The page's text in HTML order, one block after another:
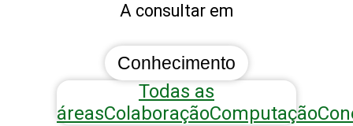
A consultar em
Conhecimento
Todas as
áreasColaboraçãoComputação